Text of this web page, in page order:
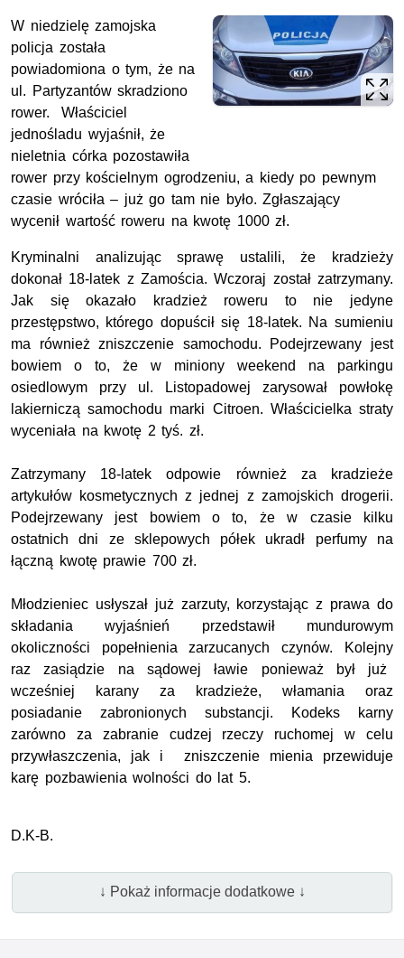
W niedzielę zamojska
policja została
powiadomiona o tym, że na
ul. Partyzantów skradziono
rower. Właściciel
jednośladu wyjaśnił, że
nieletnia córka pozostawiła
rower przy kościelnym ogrodzeniu, a kiedy po pewnym
czasie wróciła – już go tam nie było. Zgłaszający
wycenił wartość roweru na kwotę 1000 zł.
Kryminalni analizując sprawę ustalili, że kradzieży
dokonał 18-latek z Zamościa. Wczoraj został zatrzymany.
Jak się okazało kradzież roweru to nie jedyne
przestępstwo, którego dopuścił się 18-latek. Na sumieniu
ma również zniszczenie samochodu. Podejrzewany jest
bowiem o to, że w miniony weekend na parkingu
osiedlowym przy ul. Listopadowej zarysował powłokę
lakierniczą samochodu marki Citroen. Właścicielka straty
wyceniała na kwotę 2 tyś. zł.
Zatrzymany 18-latek odpowie również za kradzieże
artykułów kosmetycznych z jednej z zamojskich drogerii.
Podejrzewany jest bowiem o to, że w czasie kilku
ostatnich dni ze sklepowych półek ukradł perfumy na
łączną kwotę prawie 700 zł.
Młodzieniec usłyszał już zarzuty, korzystając z prawa do
składania wyjaśnień przedstawił mundurowym
okoliczności popełnienia zarzucanych czynów. Kolejny
raz zasiądzie na sądowej ławie ponieważ był już
wcześniej karany za kradzieże, włamania oraz
posiadanie zabronionych substancji. Kodeks karny
zarówno za zabranie cudzej rzeczy ruchomej w celu
przywłaszczenia, jak i zniszczenie mienia przewiduje
karę pozbawienia wolności do lat 5.
D.K-B.
↓ Pokaż informacje dodatkowe ↓